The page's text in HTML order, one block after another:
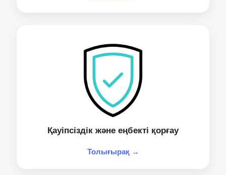
Қауіпсіздік және еңбекті қорғау
Толығырақ →